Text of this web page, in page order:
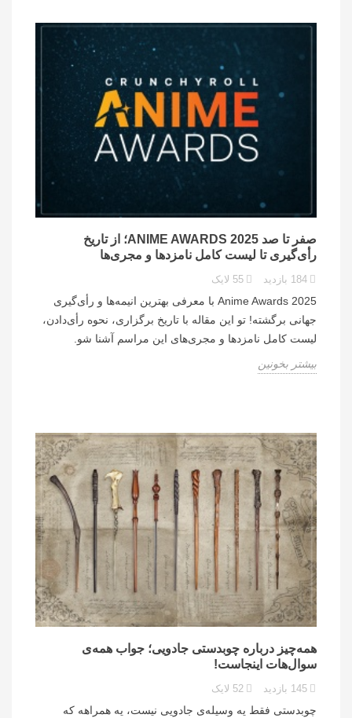
صفر تا صد ANIME AWARDS 2025؛ از تاریخ
رأی‌گیری تا لیست کامل نامزدها و مجری‌ها
184 بازدید 55 لایک
Anime Awards 2025 با معرفی بهترین انیمه‌ها و رأی‌گیری
جهانی برگشته! تو این مقاله با تاریخ برگزاری، نحوه رأی‌دادن،
لیست کامل نامزدها و مجری‌های این مراسم آشنا شو.
بیشتر بخونین
همه‌چیز درباره چوبدستی جادویی؛ جواب همه‌ی
سوال‌هات اینجاست!
145 بازدید 52 لایک
چوبدستی فقط یه وسیله‌ی جادویی نیست، یه همراهه که